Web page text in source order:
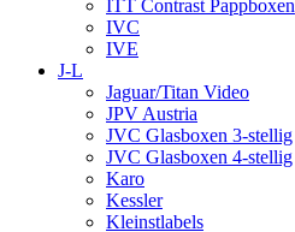
ITT Contrast Pappboxen
IVC
IVE
J-L
Jaguar/Titan Video
JPV Austria
JVC Glasboxen 3-stellig
JVC Glasboxen 4-stellig
Karo
Kessler
Kleinstlabels